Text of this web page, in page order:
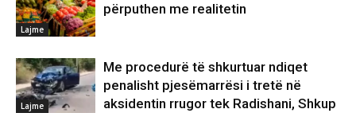
Lajme
përputhen me realitetin
Lajme
Me procedurë të shkurtuar ndiqet
penalisht pjesëmarrësi i tretë në
aksidentin rrugor tek Radishani, Shkup